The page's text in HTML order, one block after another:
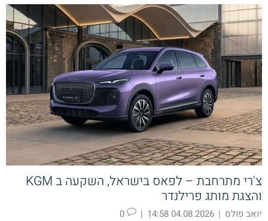
צ'רי מתרחבת – לפאס בישראל, השקעה ב KGM
והצגת מותג פרילנדר
יואב פולס |
04.08.2026 14:58
|